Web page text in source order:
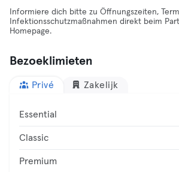
Informiere dich bitte zu Öffnungszeiten,
Infektionsschutzmaßnahmen direkt beim
Homepage.
Bezoeklimieten
Privé Zakelijk
Essential
Classic
Premium